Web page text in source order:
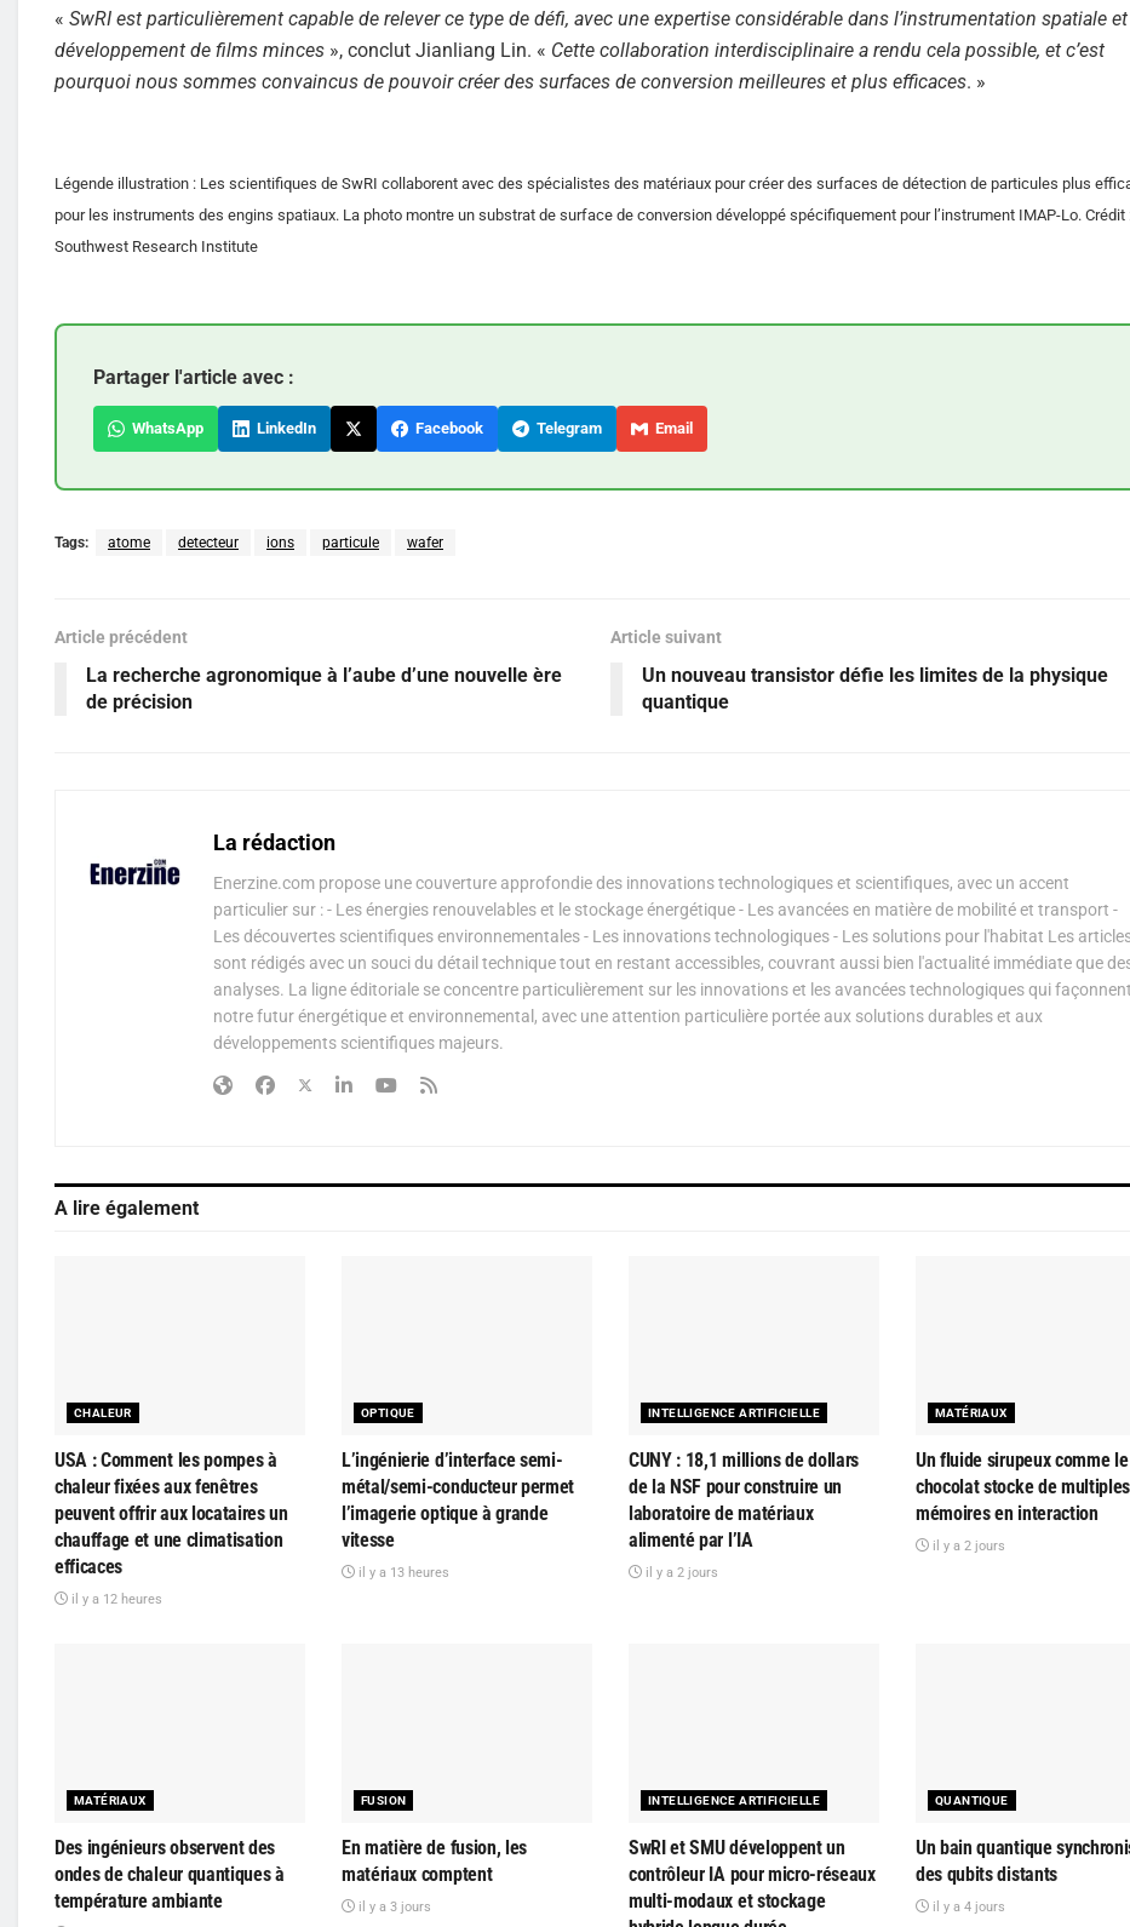
« SwRI est particulièrement capable de relever ce type de défi, avec une expertise considérable dans l’instrumentation spatiale
développement de films minces », conclut Jianliang Lin. « Cette collaboration interdisciplinaire a rendu cela possible, et c’est
pourquoi nous sommes convaincus de pouvoir créer des surfaces de conversion meilleures et plus efficaces. »
Légende illustration : Les scientifiques de SwRI collaborent avec des spécialistes des matériaux pour créer des surfaces de détection de particules plus
pour les instruments des engins spatiaux. La photo montre un substrat de surface de conversion développé spécifiquement pour l’instrument IMAP-Lo. Crédit
Southwest Research Institute
Partager l'article avec :
WhatsApp LinkedIn Facebook Telegram Email
Tags: atome detecteur ions particule wafer
Article précédent
La recherche agronomique à l’aube d’une nouvelle ère
de précision
Article suivant
Un nouveau transistor défie les limites de la physique
quantique
La rédaction
Enerzine.com propose une couverture approfondie des innovations technologiques et scientifiques, avec un accent
particulier sur : - Les énergies renouvelables et le stockage énergétique - Les avancées en matière de mobilité et transport -
Les découvertes scientifiques environnementales - Les innovations technologiques - Les solutions pour l'habitat Les
sont rédigés avec un souci du détail technique tout en restant accessibles, couvrant aussi bien l'actualité immédiate que
analyses. La ligne éditoriale se concentre particulièrement sur les innovations et les avancées technologiques qui façonnent
notre futur énergétique et environnemental, avec une attention particulière portée aux solutions durables et aux
développements scientifiques majeurs.
A lire également
CHALEUR
USA : Comment les pompes à
chaleur fixées aux fenêtres
peuvent offrir aux locataires un
chauffage et une climatisation
efficaces
il y a 12 heures
OPTIQUE
L’ingénierie d’interface semi-
métal/semi-conducteur permet
l’imagerie optique à grande
vitesse
il y a 13 heures
INTELLIGENCE ARTIFICIELLE
CUNY : 18,1 millions de dollars
de la NSF pour construire un
laboratoire de matériaux
alimenté par l’IA
il y a 2 jours
MATÉRIAUX
Un fluide sirupeux comme le
chocolat stocke de multiples
mémoires en interaction
il y a 2 jours
MATÉRIAUX
Des ingénieurs observent des
ondes de chaleur quantiques à
température ambiante
FUSION
En matière de fusion, les
matériaux comptent
il y a 3 jours
INTELLIGENCE ARTIFICIELLE
SwRI et SMU développent un
contrôleur IA pour micro-réseaux
multi-modaux et stockage
QUANTIQUE
Un bain quantique
des qubits distants
il y a 4 jours